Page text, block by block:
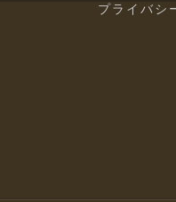
プライバシ